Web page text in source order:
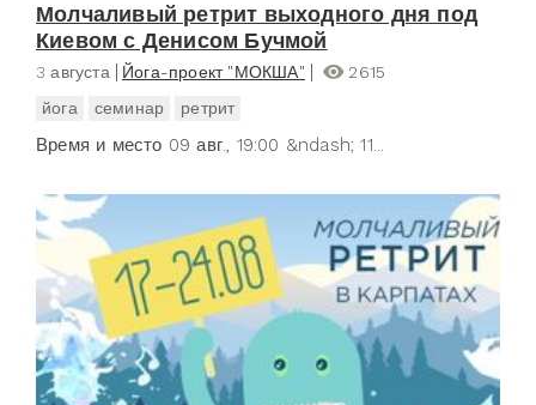
Молчаливый ретрит выходного дня под
Киевом с Денисом Бучмой
3 августа Йога-проект "МОКША"
2615
йога
семинар ретрит
Время и место 09 авг., 19:00 &ndash; 11...